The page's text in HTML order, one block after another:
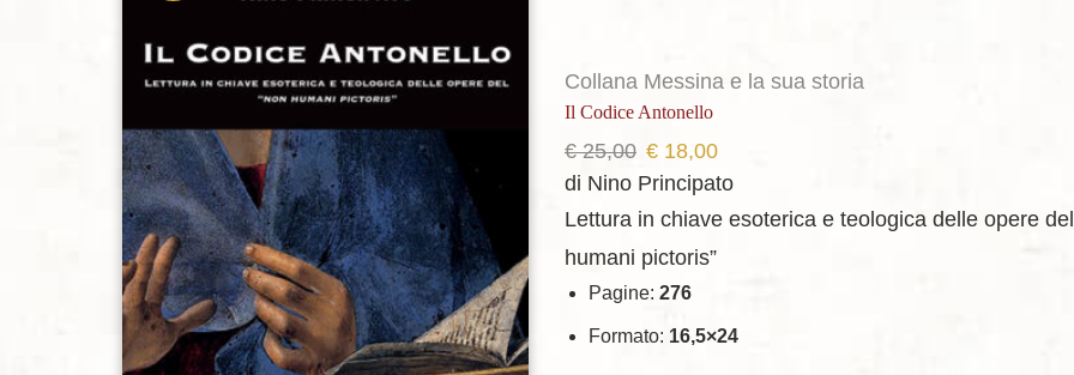
Collana Messina e la sua storia
Il Codice Antonello
€25,00 Il
prezzo
originale
era:
€ 25,00.
€ 18,00Il
prezzo
attuale
di Nino Principato
Lettura in chiave esoterica e teologica delle opere del
humani pictoris”
Pagine: 276
Formato: 16,5×24